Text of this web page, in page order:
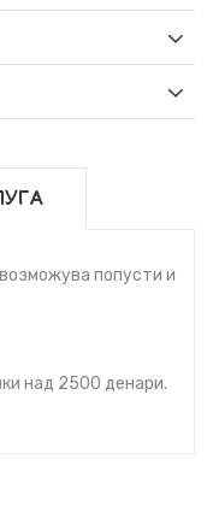
попусти и
над 2500 денари.